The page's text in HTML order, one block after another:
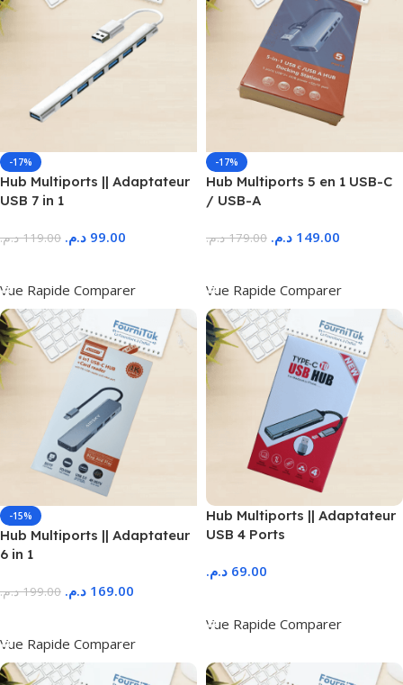
-17%
Hub Multiports || Adaptateur
USB 7 in 1
119.00 د.م. 99.00 د.م.
Vue Rapide Comparer
-17%
Hub Multiports 5 en 1 USB-C
/ USB-A
179.00 د.م. 149.00 د.م.
Vue Rapide Comparer
-15%
Hub Multiports || Adaptateur
6 in 1
199.00 د.م. 169.00 د.م.
Vue Rapide Comparer
Hub Multiports || Adaptateur
USB 4 Ports
69.00 د.م.
Vue Rapide Comparer